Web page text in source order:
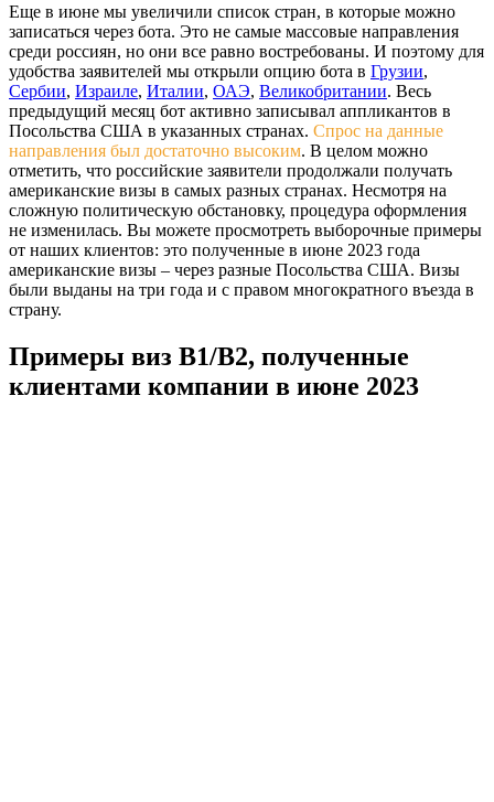
Еще в июне мы увеличили список стран, в которые можно
записаться через бота. Это не самые массовые направления
среди россиян, но они все равно востребованы. И поэтому для
удобства заявителей мы открыли опцию бота в Грузии,
Сербии, Израиле, Италии, ОАЭ, Великобритании. Весь
предыдущий месяц бот активно записывал аппликантов в
Посольства США в указанных странах. Спрос на данные
направления был достаточно высоким. В целом можно
отметить, что российские заявители продолжали получать
американские визы в самых разных странах. Несмотря на
сложную политическую обстановку, процедура оформления
не изменилась. Вы можете просмотреть выборочные примеры
от наших клиентов: это полученные в июне 2023 года
американские визы – через разные Посольства США. Визы
были выданы на три года и с правом многократного въезда в
страну.
Примеры виз B1/B2, полученные
клиентами компании в июне 2023